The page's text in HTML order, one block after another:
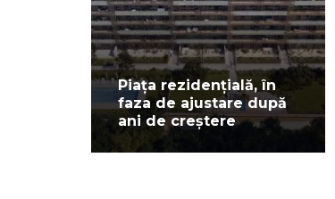
Piața rezidențială, în
faza de ajustare după
ani de creștere